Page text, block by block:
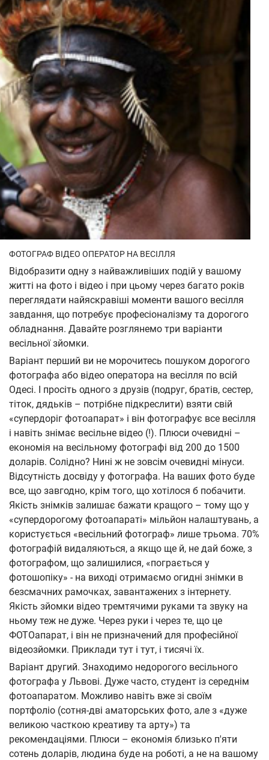
ФОТОГРАФ ВІДЕО ОПЕРАТОР НА ВЕСІЛЛЯ
Відобразити одну з найважливіших подій у вашому
житті на фото і відео і при цьому через багато років
переглядати найяскравіші моменти вашого весілля
завдання, що потребує професіоналізму та дорогого
обладнання. Давайте розглянемо три варіанти
весільної зйомки.
Варіант перший ви не морочитесь пошуком дорогого
фотографа або відео оператора на весілля по всій
Одесі. І просіть одного з друзів (подруг, братів, сестер,
тіток, дядьків – потрібне підкреслити) взяти свій
«супердоріг фотоапарат» і він фотографує все весілля
і навіть знімає весільне відео (!). Плюси очевидні –
економія на весільному фотографі від 200 до 1500
доларів. Солідно? Нині ж не зовсім очевидні мінуси.
Відсутність досвіду у фотографа. На ваших фото буде
все, що завгодно, крім того, що хотілося б побачити.
Якість знімків залишає бажати кращого – тому що у
«супердорогому фотоапараті» мільйон налаштувань, а
користується «весільний фотограф» лише трьома. 70%
фотографій видаляються, а якщо ще й, не дай боже, з
фотографом, що залишилися, «пограється у
фотошопіку» - на виході отримаємо огидні знімки в
безсмачних рамочках, завантажених з інтернету.
Якість зйомки відео тремтячими руками та звуку на
ньому теж не дуже. Через руки і через те, що це
ФОТОапарат, і він не призначений для професійної
відеозйомки. Приклади тут і тут, і тисячі їх.
Варіант другий. Знаходимо недорогого весільного
фотографа у Львові. Дуже часто, студент із середнім
фотоапаратом. Можливо навіть вже зі своїм
портфоліо (сотня-дві аматорських фото, але з «дуже
великою часткою креативу та арту») та
рекомендаціями. Плюси – економія близько п'яти
сотень доларів, людина буде на роботі, а не на вашому